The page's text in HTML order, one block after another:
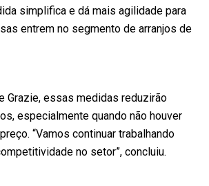
simplifica e dá mais agilidade para
entrem no segmento de arranjos de
Grazie, essas medidas reduzirão
especialmente quando não houver
“Vamos continuar trabalhando
no setor”, concluiu.